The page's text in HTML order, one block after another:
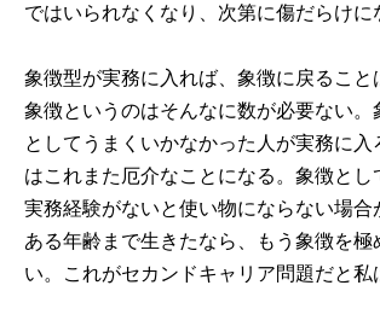
ではいられなくなり、次第に傷だらけに
象徴型が実務に入れば、象徴に戻ること
象徴というのはそんなに数が必要ない。
としてうまくいかなかった人が実務に入
はこれまた厄介なことになる。象徴とし
実務経験がないと使い物にならない場合
ある年齢まで生きたなら、もう象徴を極
い。これがセカンドキャリア問題だと私